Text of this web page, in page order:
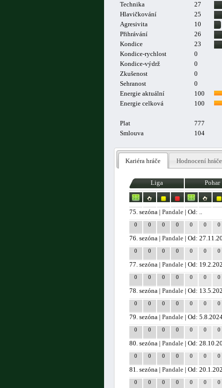
Technika
27
Hlavičkování
25
Agresivita
10
Přihrávání
26
Kondice
23
Kondice-rychlost
0
Kondice-výdrž
0
Zkušenost
0
Sehranost
0
Energie aktuální
100
Energie celková
100
Plat
777
Smlouva
104
Kariéra hráče Hodnocení hráče
Liga Pohar
75. sezóna |Pandale | Od: ..
0 0 0 0 0 0 0
76. sezóna |Pandale | Od:
0 0 0 0 0 0 0
77. sezóna |Pandale | Od:
0 0 0 0 0 0 0
78. sezóna |Pandale | Od:
0 0 0 0 0 0 0
79. sezóna |Pandale | Od:
0 0 0 0 0 0 0
80. sezóna |Pandale | Od:
0 0 0 0 0 0 0
81. sezóna |Pandale | Od:
0 0 0 0 0 0 0